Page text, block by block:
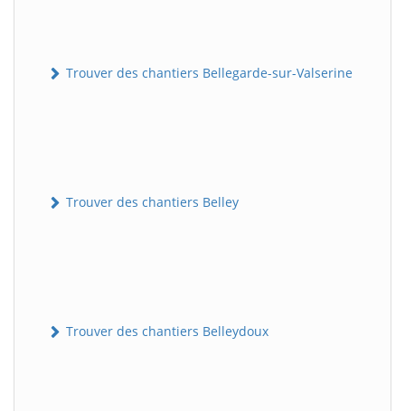
Trouver des chantiers Bellegarde-sur-Valserine
Trouver des chantiers Belley
Trouver des chantiers Belleydoux